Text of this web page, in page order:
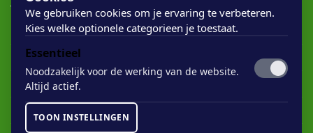
Rigostep Skylt
Rubio Monocoat Oil Plus 2c
Houten vloer lak
Floorservice Onderhoudsolie
We gebruiken cookies om je ervaring te verbeteren.
Kies welke optionele categorieen je toestaat.
Essentieel
Noodzakelijk voor de werking van de website.
Altijd actief.
TOON INSTELLINGEN